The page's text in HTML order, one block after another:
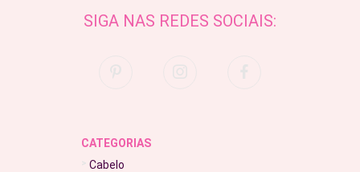
SIGA NAS REDES SOCIAIS:
CATEGORIAS
Cabelo